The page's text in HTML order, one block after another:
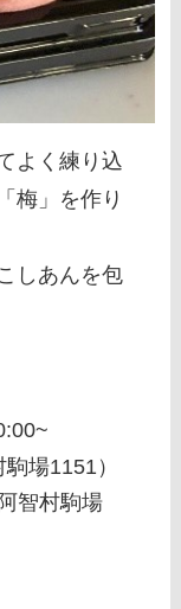
よく練り込
梅」を作り
しあんを包
場1151）
智村駒場